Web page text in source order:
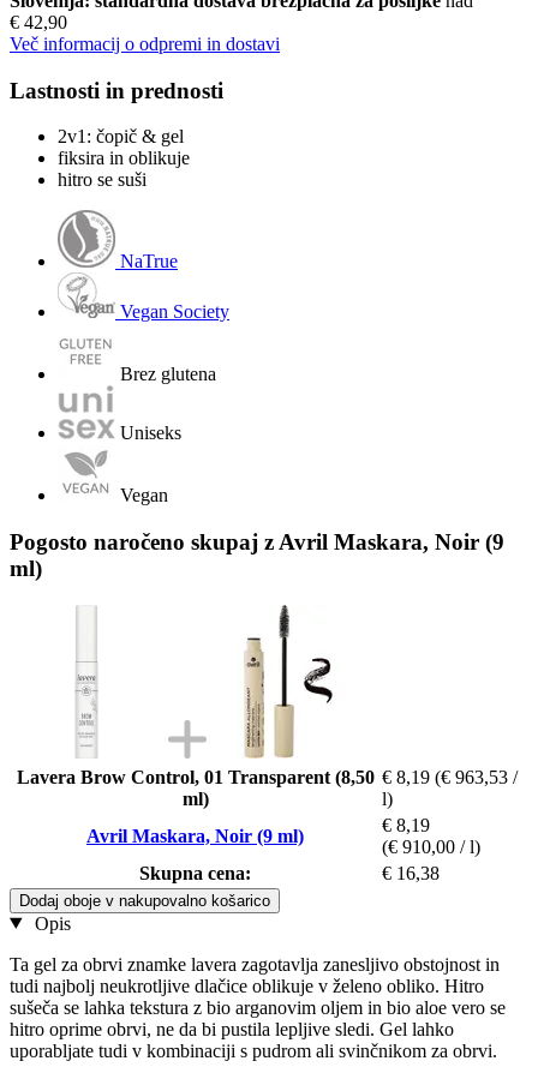
€ 42,90
Več informacij o odpremi in dostavi
Lastnosti in prednosti
2v1: čopič & gel
fiksira in oblikuje
hitro se suši
NaTrue
Vegan Society
Brez glutena
Uniseks
Vegan
Pogosto naročeno skupaj z Avril Maskara, Noir (9
ml)
Lavera Brow Control, 01 Transparent (8,50
ml)
€ 8,19 (€ 963,53 /
l)
Avril Maskara, Noir (9 ml)
€ 8,19
(€ 910,00 / l)
Skupna cena:
€ 16,38
Dodaj oboje v nakupovalno košarico
Opis
Ta gel za obrvi znamke lavera zagotavlja zanesljivo obstojnost in
tudi najbolj neukrotljive dlačice oblikuje v želeno obliko. Hitro
sušeča se lahka tekstura z bio arganovim oljem in bio aloe vero se
hitro oprime obrvi, ne da bi pustila lepljive sledi. Gel lahko
uporabljate tudi v kombinaciji s pudrom ali svinčnikom za obrvi.